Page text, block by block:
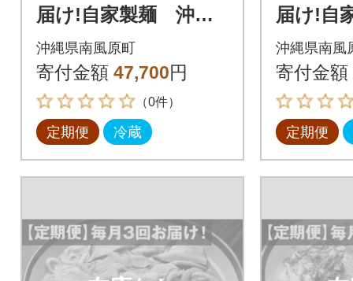
届け!自家製麺 沖縄
そば専門店「ソーキ
そば」セット(各月4食
入り)
沖縄県南風原町
寄付金額 47,700円
（0件）
定期便 冷蔵
届け!自
そば専
ソーキ
(各月4
沖縄県南風
寄付金額
定期便